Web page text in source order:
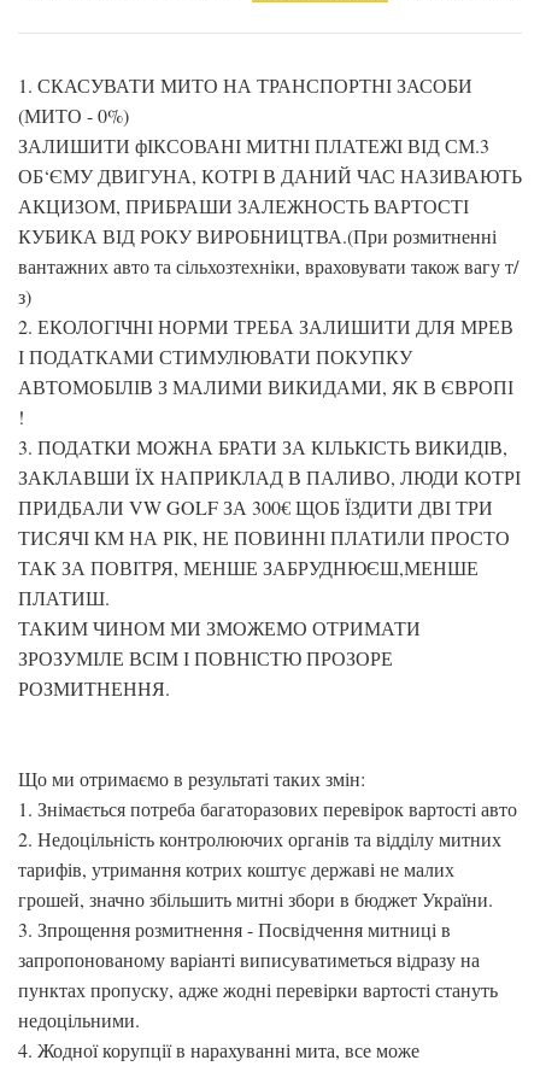
1. СКАСУВАТИ МИТО НА ТРАНСПОРТНІ ЗАСОБИ
(МИТО - 0%)
ЗАЛИШИТИ фІКСОВАНІ МИТНІ ПЛАТЕЖІ ВІД СМ.3
ОБ‘ЄМУ ДВИГУНА, КОТРІ В ДАНИЙ ЧАС НАЗИВАЮТЬ
АКЦИЗОМ, ПРИБРАШИ ЗАЛЕЖНОСТЬ ВАРТОСТІ
КУБИКА ВІД РОКУ ВИРОБНИЦТВА.(При розмитненні
вантажних авто та сільхозтехніки, враховувати також вагу т/
з)
2. ЕКОЛОГІЧНІ НОРМИ ТРЕБА ЗАЛИШИТИ ДЛЯ МРЕВ
І ПОДАТКАМИ СТИМУЛЮВАТИ ПОКУПКУ
АВТОМОБІЛІВ З МАЛИМИ ВИКИДАМИ, ЯК В ЄВРОПІ
!
3. ПОДАТКИ МОЖНА БРАТИ ЗА КІЛЬКІСТЬ ВИКИДІВ,
ЗАКЛАВШИ ЇХ НАПРИКЛАД В ПАЛИВО, ЛЮДИ КОТРІ
ПРИДБАЛИ VW GOLF ЗА 300€ ЩОБ ЇЗДИТИ ДВІ ТРИ
ТИСЯЧІ КМ НА РІК, НЕ ПОВИННІ ПЛАТИЛИ ПРОСТО
ТАК ЗА ПОВІТРЯ, МЕНШЕ ЗАБРУДНЮЄШ,МЕНШЕ
ПЛАТИШ.
ТАКИМ ЧИНОМ МИ ЗМОЖЕМО ОТРИМАТИ
ЗРОЗУМІЛЕ ВСІМ І ПОВНІСТЮ ПРОЗОРЕ
РОЗМИТНЕННЯ.
Що ми отримаємо в результаті таких змін:
1. Знімається потреба багаторазових перевірок вартості авто
2. Недоцільність контролюючих органів та відділу митних
тарифів, утримання котрих коштує державі не малих
грошей, значно збільшить митні збори в бюджет України.
3. Зпрощення розмитнення - Посвідчення митниці в
запропонованому варіанті виписуватиметься відразу на
пунктах пропуску, адже жодні перевірки вартості стануть
недоцільними.
4. Жодної корупції в нарахуванні мита, все може